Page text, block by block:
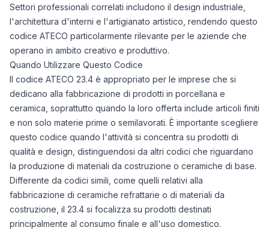
Settori professionali correlati includono il design industriale,
l'architettura d'interni e l'artigianato artistico, rendendo questo
codice ATECO particolarmente rilevante per le aziende che
operano in ambito creativo e produttivo.
Quando Utilizzare Questo Codice
Il codice ATECO 23.4 è appropriato per le imprese che si
dedicano alla fabbricazione di prodotti in porcellana e
ceramica, soprattutto quando la loro offerta include articoli finiti
e non solo materie prime o semilavorati. È importante scegliere
questo codice quando l'attività si concentra su prodotti di
qualità e design, distinguendosi da altri codici che riguardano
la produzione di materiali da costruzione o ceramiche di base.
Differente da codici simili, come quelli relativi alla
fabbricazione di ceramiche refrattarie o di materiali da
costruzione, il 23.4 si focalizza su prodotti destinati
principalmente al consumo finale e all'uso domestico.